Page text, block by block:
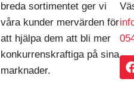
breda sortimentet ger vi
våra kunder mervärden för
att hjälpa dem att bli mer
konkurrenskraftiga på sina
marknader.